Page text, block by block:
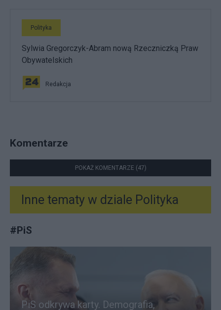
Polityka
Sylwia Gregorczyk-Abram nową Rzeczniczką Praw
Obywatelskich
Redakcja
Komentarze
POKAŻ KOMENTARZE (47)
Inne tematy w dziale Polityka
#PiS
PiS odkrywa karty. Demografia,